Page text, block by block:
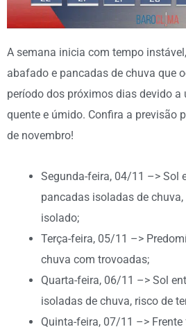
A semana inicia com tempo
abafado e pancadas de chuva que
período dos próximos dias devido a
quente e úmido. Confira a previsão
de novembro!
Segunda-feira, 04/11 –> Sol
pancadas isoladas de
isolado;
Terça-feira, 05/11 –>
chuva com trovoadas;
Quarta-feira, 06/11 –> Sol
isoladas de chuva, risco de
Quinta-feira, 07/11 –>